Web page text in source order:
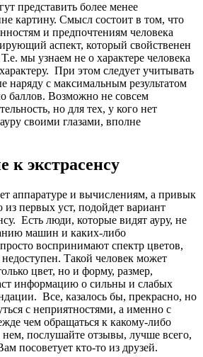
представить более менее
картину. Смысл состоит в том, что
и предпочтениям человека
аспект, который свойственен
мы узнаем не о характере человека
При этом следует учитывать
наряду с максимальным результатом
баллов. Возможно не совсем
но для тех, у кого нет
своими глазами, вполне
к экстрасенсу
аппаратуре и вычислениям, а привык
первых уст, подойдет вариант
Есть люди, которые видят ауру, не
машин и каких-либо
воспринимают спектр цветов,
Такой человек может
цвет, но и форму, размер,
информацию о сильны и слабых
Все, казалось бы, прекрасно, но
с неприятностями, а именно с
чем обращаться к какому-либо
нем, послушайте отзывы, лучше всего,
посоветует кто-то из друзей.